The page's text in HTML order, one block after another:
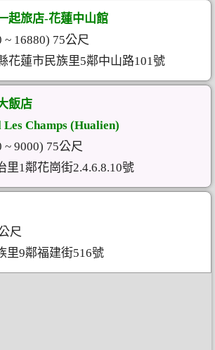
起旅店-花蓮中山館
~ 16880) 75公尺
花蓮市民族里5鄰中山路101號
飯店
Les Champs (Hualien)
~ 9000) 75公尺
里1鄰花崗街2.4.6.8.10號
尺
里9鄰福建街516號